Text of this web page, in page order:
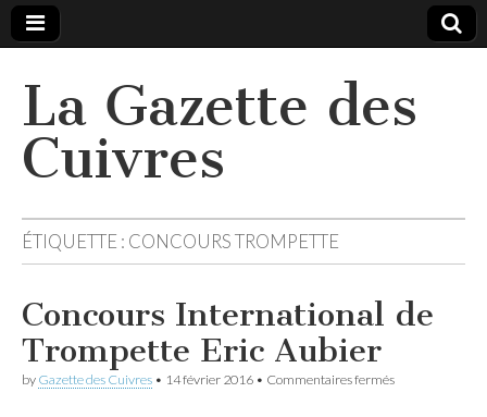
La Gazette des
Cuivres
ÉTIQUETTE : CONCOURS TROMPETTE
Concours International de
Trompette Eric Aubier
by Gazette des Cuivres • 14 février 2016 • Commentaires ferméssur